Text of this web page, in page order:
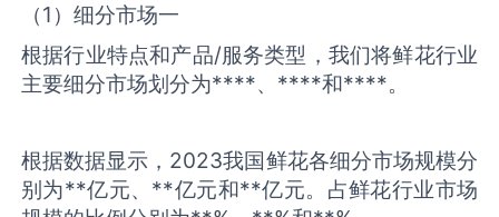
（1）细分市场一
根据行业特点和产品/服务类型，我们将鲜花行业
主要细分市场划分为****、****和****。
根据数据显示，2023我国鲜花各细分市场规模分
别为**亿元、**亿元和**亿元。占鲜花行业市场